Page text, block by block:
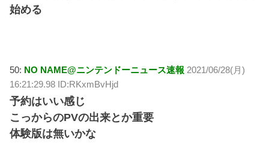
始める
50: NO NAME@ニンテンドーニュース速報 2021/06/28(月)
16:21:29.98 ID:RKxmBvHjd
予約はいい感じ
こっからのPVの出来とか重要
体験版は無いかな